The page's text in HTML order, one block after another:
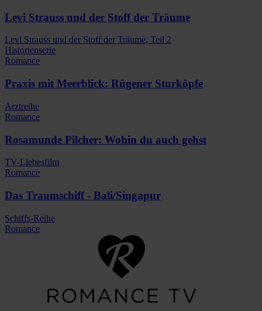
Levi Strauss und der Stoff der Träume
Levi Strauss und der Stoff der Träume, Teil 2
Historienserie
Romance
Praxis mit Meerblick: Rügener Sturköpfe
Arztreihe
Romance
Rosamunde Pilcher: Wohin du auch gehst
TV-Liebesfilm
Romance
Das Traumschiff - Bali/Singapur
Schiffs-Reihe
Romance